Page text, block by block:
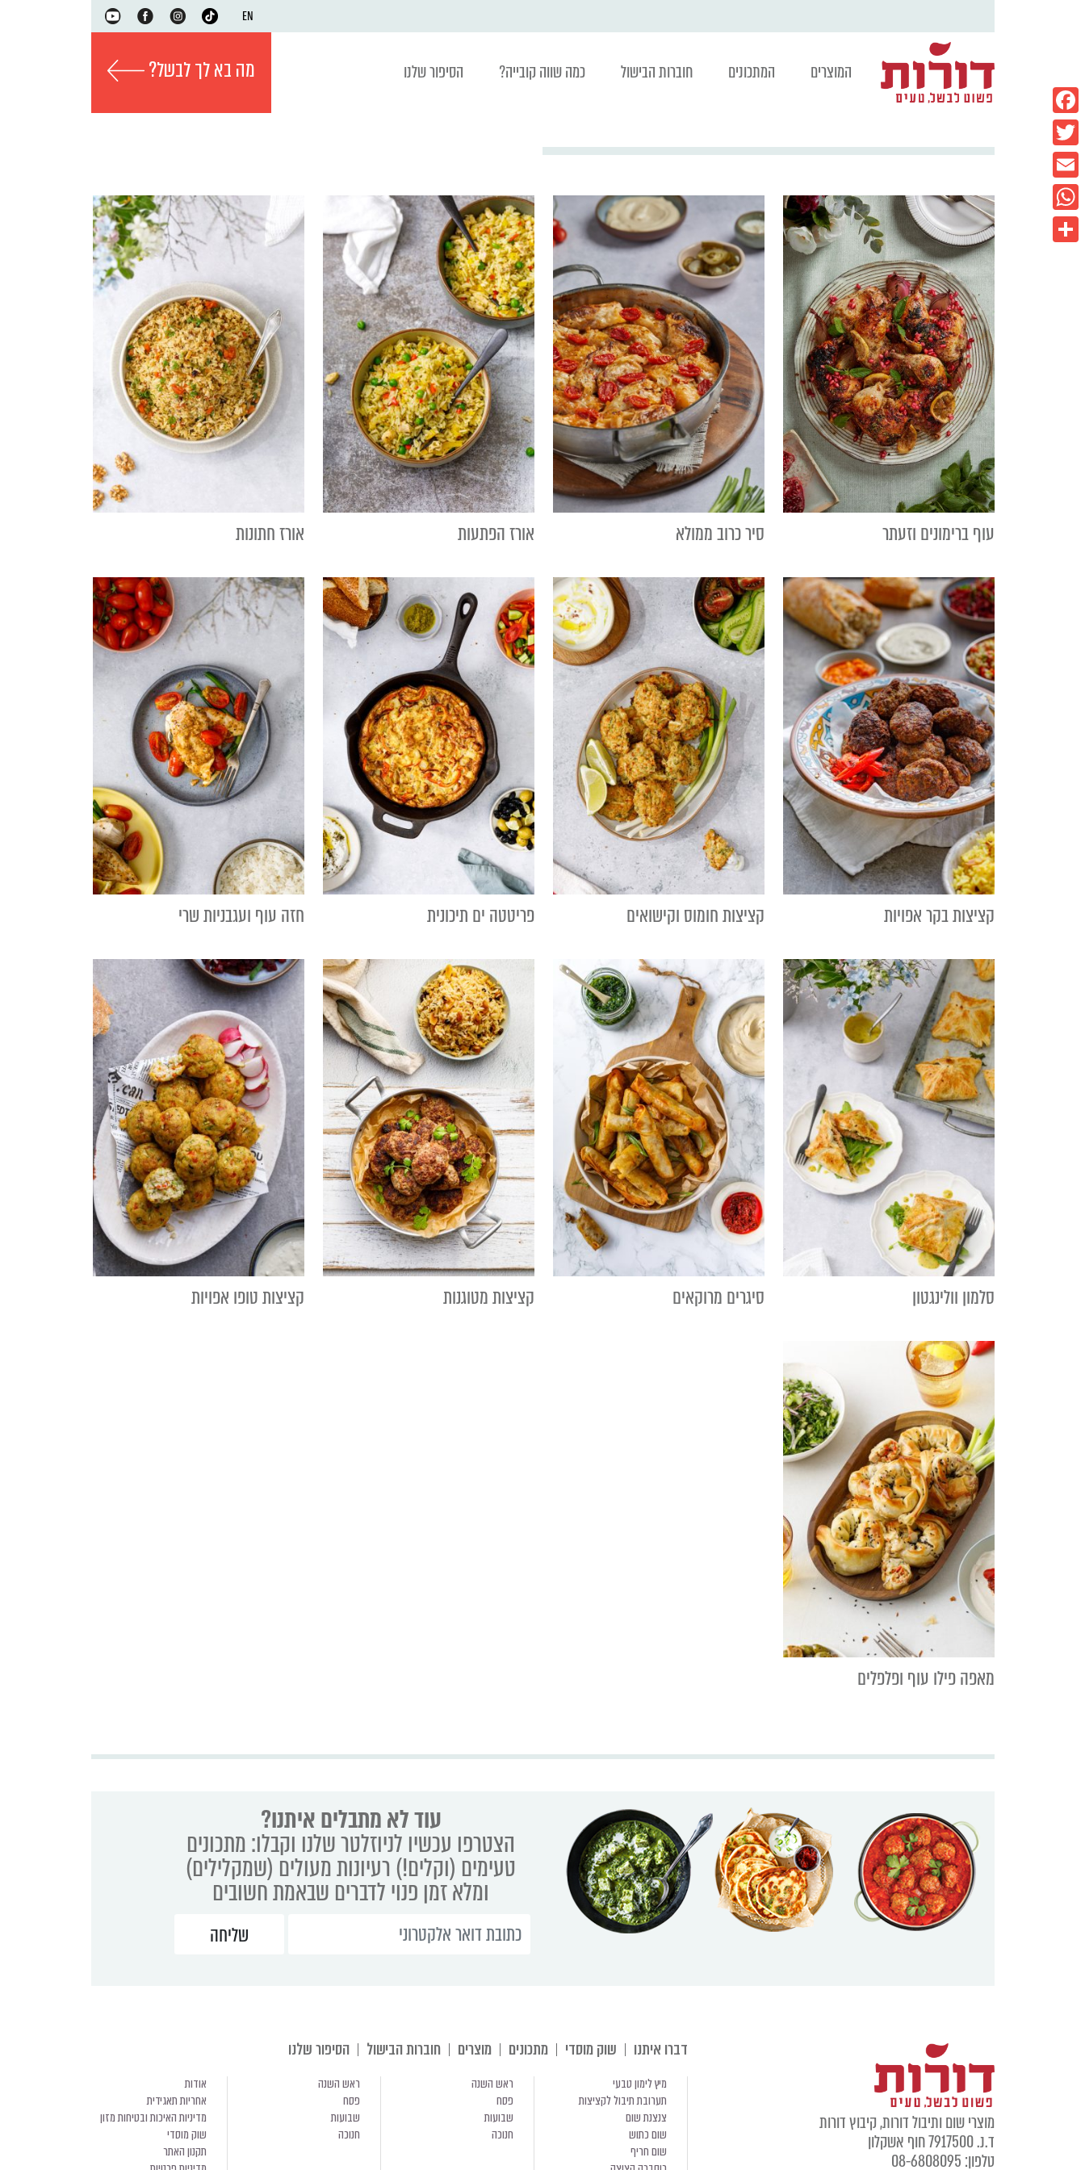
EN
המוצרים המתכונים חוברות הבישול כמה שווה קובייה? הסיפור שלנו מה בא לך לבשל?
עוף ברימונים וזעתר סיר כרוב ממולא אורז הפתעות אורז חתונות
קציצות בקר אפויות קציצות חומוס וקישואים פריטטה ים תיכונית חזה עוף ועגבניות שרי
סלמון וולינגטון סיגרים מרוקאים קציצות מטוגנות קציצות טופו אפויות
מאפה פילו עוף ופלפלים
עוד לא מתבלים איתנו?
הצטרפו עכשיו לניוזלטר שלנו וקבלו: מתכונים
טעימים (וקלים!) רעיונות מעולים (שמקלילים)
ומלא זמן פנוי לדברים שבאמת חשובים
מוצרי שום ותיבול דורות, קיבוץ דורות
ד.נ. 7917500 חוף אשקלון
טלפון: 08-6808095
דברו איתנו שוק מוסדי מתכונים מוצרים חוברות הבישול הסיפור שלנו
מיץ לימון טבעי
תערובת תיבול לקציצות
צנצנת שום
שום כתוש
שום חריף
ראש השנה
פסח
שבועות
חנוכה
ראש השנה
פסח
שבועות
חנוכה
אודות
אחריות תאגידית
מדיניות האיכות ובטיחות מזון
שוק מוסדי
תקנון האתר
Facebook
Twitter
Email
WhatsApp